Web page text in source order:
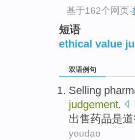
基于162个网页-
短语
ethical value
双语例句
Selling
judgement.
出售药品是
youdao